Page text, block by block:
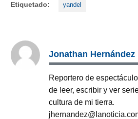
Etiquetado: yandel
Jonathan Hernández
Reportero de
de leer, escribir y ver
cultura de mi tierra.